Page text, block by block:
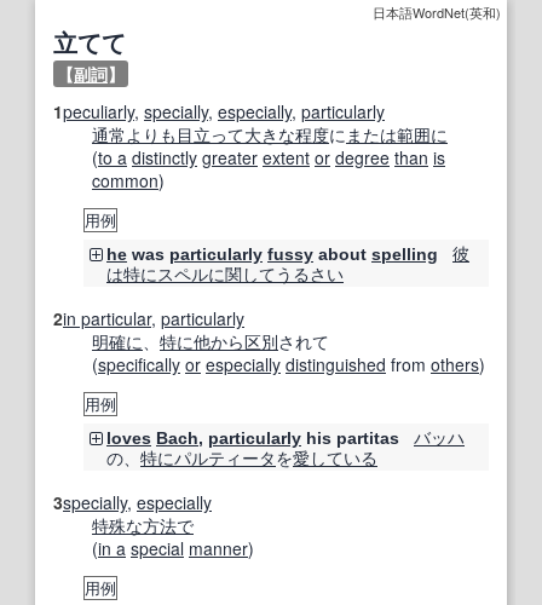
日本語WordNet(英和)
立てて
【副詞】
1peculiarly, specially, especially, particularly
通常 よりも 目立って大きな程度に または範囲に
(to a distinctly greater extent or degree than is
common)
用例
he was particularly fussy about spelling
彼
は特に スペルに関してうるさい
2in particular, particularly
明確に
特に他から区別されて
(specifically or especially distinguished from others)
用例
loves Bach, particularly his partitas
バッハ
の、 特にパルティータを愛している
3specially, especially
特殊な方法で
(in a special manner)
用例